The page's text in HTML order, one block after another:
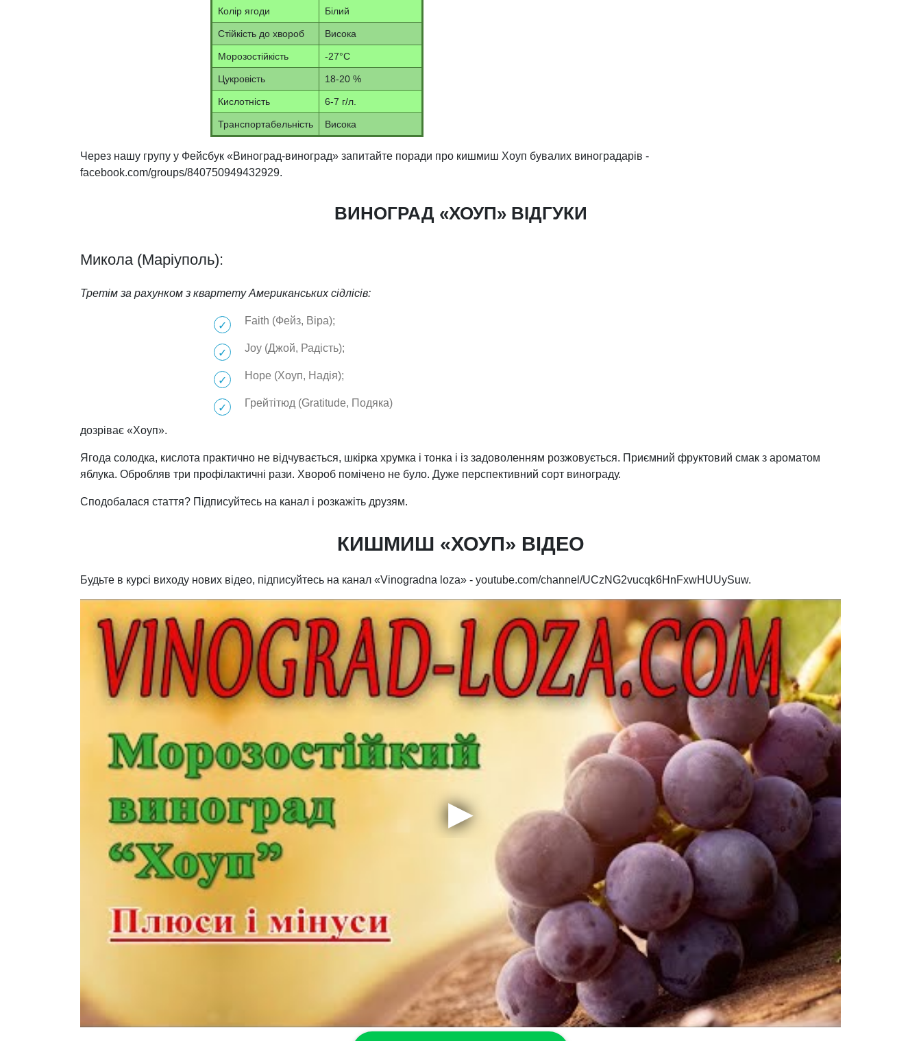
Колір ягоди Білий
Стійкість до хвороб Висока
Морозостійкість -27°С
Цукровість 18-20 %
Кислотність 6-7 г/л.
Транспортабельність Висока
Через нашу групу у Фейсбук «Виноград-виноград» запитайте поради про кишмиш Хоуп бувалих виноградарів -
facebook.com/groups/840750949432929.
ВИНОГРАД «ХОУП» ВІДГУКИ
Микола (Маріуполь):
Третім за рахунком з квартету Американських сідлісів:
Faith (Фейз, Віра);
Joy (Джой, Радість);
Hope (Хоуп, Надія);
Грейтітюд (Gratitude, Подяка)
дозріває «Хоуп».
Ягода солодка, кислота практично не відчувається, шкірка хрумка і тонка і із задоволенням розжовується. Приємний фруктовий смак з ароматом
яблука. Обробляв три профілактичні рази. Хвороб помічено не було. Дуже перспективний сорт винограду.
Сподобалася стаття? Підписуйтесь на канал і розкажіть друзям.
КИШМИШ «ХОУП» ВІДЕО
Будьте в курсі виходу нових відео, підписуйтесь на канал «Vinogradna loza» - youtube.com/channel/UCzNG2vucqk6HnFxwHUUySuw.